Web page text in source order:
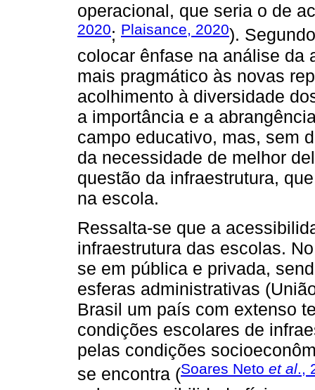
operacional, que seria o de
2020; Plaisance, 2020).
colocar ênfase na análise da
mais pragmático às novas
acolhimento à diversidade
a importância e a
campo educativo, mas, sem
da necessidade de melhor
questão da infraestrutura,
na escola.
Ressalta-se que a
infraestrutura das escolas.
se em pública e privada,
esferas administrativas
Brasil um país com extenso
condições escolares de
pelas condições
se encontra (Soares Neto et al.,